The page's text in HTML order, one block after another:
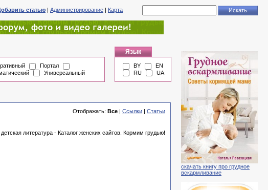
статью | Администрирование | Карта
Портал
Универсальный
Язык
BY
EN
RU
UA
Отображать: Все | Ссылки | Статьи
литература - Каталог женских сайтов. Кормим грудью!
скачать книгу про грудное
вскармливание